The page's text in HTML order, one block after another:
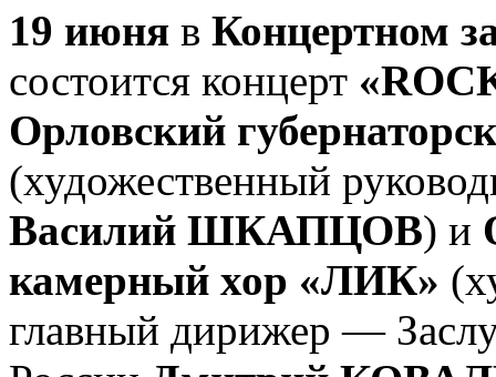
19 июня в Концертном
состоится концерт
Орловский
(художественный
Василий ШКАПЦОВ) и
камерный хор «ЛИК»
главный дирижер —